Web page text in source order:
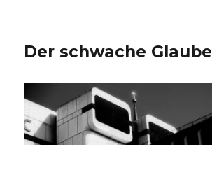
Der schwache Glaube